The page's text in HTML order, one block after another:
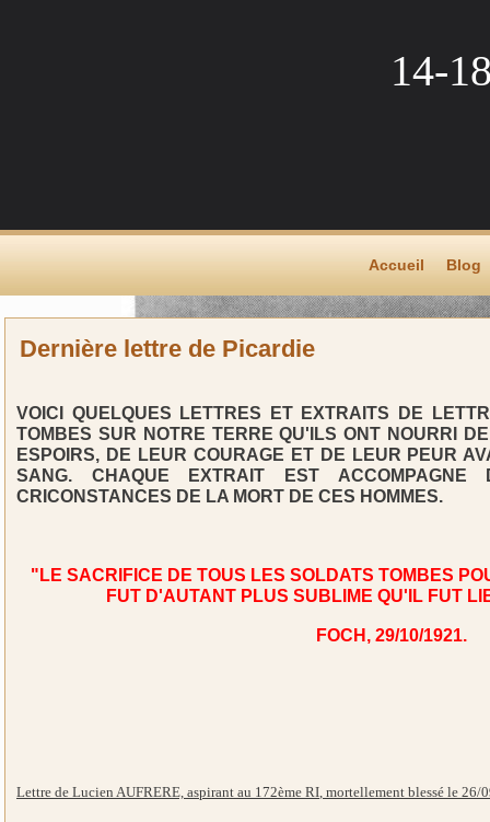
14-
Accueil Blog
Dernière lettre de Picardie
VOICI QUELQUES LETTRES ET EXTRAITS DE
TOMBES SUR NOTRE TERRE QU'ILS ONT NOURRI
ESPOIRS, DE LEUR COURAGE ET DE LEUR PEUR
SANG. CHAQUE EXTRAIT EST
CRICONSTANCES DE LA MORT DE CES HOMMES.
"LE SACRIFICE DE TOUS LES SOLDATS TOMBES
FUT D'AUTANT PLUS SUBLIME QU'IL FUT
FOCH, 29/10/1921.
Lettre de Lucien AUFRERE, aspirant au 172ème RI, mortellement blessé le 26/